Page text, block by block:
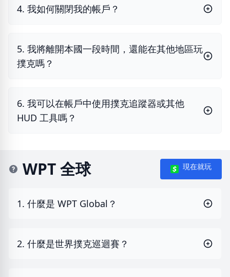
4. 我如何關閉我的帳戶？
5. 我將離開本國一段時間，還能在其他地區玩
撲克嗎？
6. 我可以在帳戶中使用撲克追蹤器或其他
HUD 工具嗎？
WPT 全球 現在就玩
1. 什麼是 WPT Global？
2. 什麼是世界撲克巡迴賽？